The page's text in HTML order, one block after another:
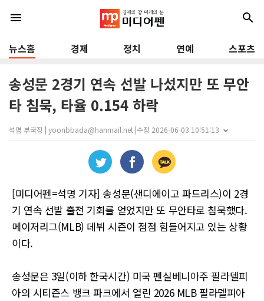
menu search
뉴스홈 경제 정치 연예 스포츠
송성문 2경기 연속 선발 나섰지만 또 무안
타 침묵, 타율 0.154 하락
석명 부국장 | yoonbbada@hanmail.net |수정 2026-06-03 10:51:13
[미디어펜=석명 기자] 송성문(샌디에이고 파드리스)이 2경
기 연속 선발 출전 기회를 얻었지만 또 무안타로 침묵했다.
메이저리그(MLB) 데뷔 시즌이 점점 힘들어지고 있는 상황
이다.
송성문은 3일(이하 한국시간) 미국 펜실베니아주 필라델피
아의 시티즌스 뱅크 파크에서 열린 2026 MLB 필라델피아